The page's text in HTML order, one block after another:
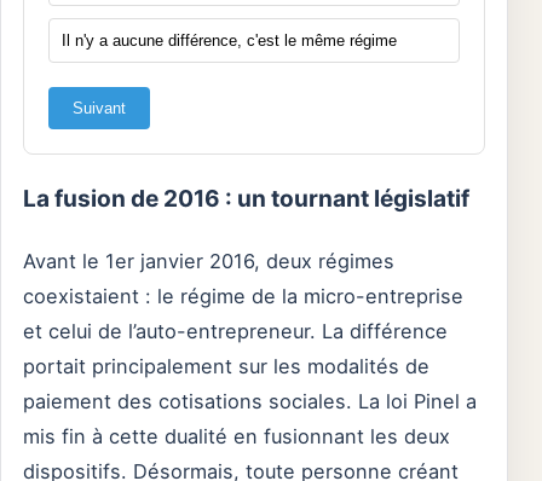
Il n'y a aucune différence, c'est le même régime
Suivant
La fusion de 2016 : un tournant législatif
Avant le 1er janvier 2016, deux régimes
coexistaient : le régime de la micro-entreprise
et celui de l’auto-entrepreneur. La différence
portait principalement sur les modalités de
paiement des cotisations sociales. La loi Pinel a
mis fin à cette dualité en fusionnant les deux
dispositifs. Désormais, toute personne créant